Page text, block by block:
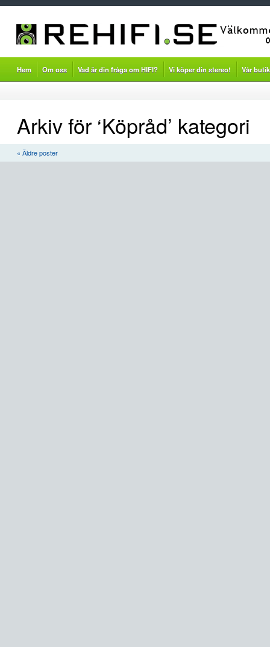
Hem Om oss Vad är din fråga om HIFI? Vi köper din stereo! Vår butik
Arkiv för ‘Köpråd’ kategori
« Äldre poster